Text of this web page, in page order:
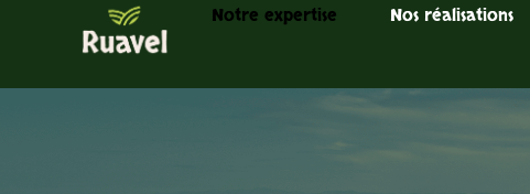
Notre expertise Nos réalisations